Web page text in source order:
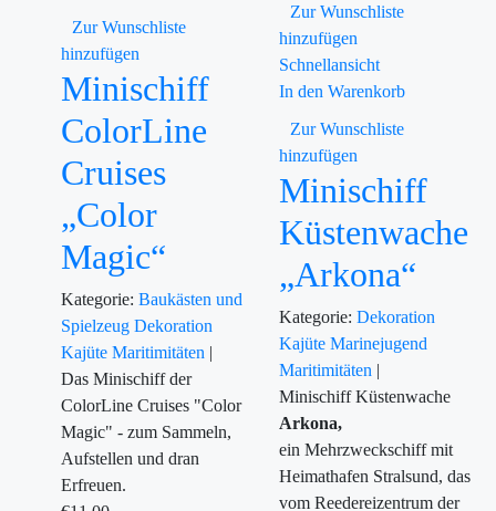
Zur Wunschliste
hinzufügen
Minischiff
ColorLine
Cruises
„Color
Magic“
Kategorie: Baukästen und
Spielzeug Dekoration
Kajüte Maritimitäten |
Das Minischiff der
ColorLine Cruises "Color
Magic" - zum Sammeln,
Aufstellen und dran
Erfreuen.
Zur Wunschliste
hinzufügen
Schnellansicht
In den Warenkorb
Zur Wunschliste
hinzufügen
Minischiff
Küstenwache
„Arkona“
Kategorie: Dekoration
Kajüte Marinejugend
Maritimitäten |
Minischiff Küstenwache
Arkona,
ein Mehrzweckschiff mit
Heimathafen Stralsund, das
vom Reedereizentrum der